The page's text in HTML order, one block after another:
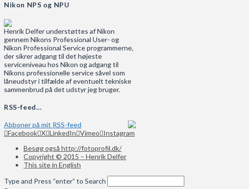
Nikon NPS og NPU
Henrik Delfer understøttes af Nikon
gennem Nikons Professional User- og
Nikon Professional Service programmerne,
der sikrer adgang til det højeste
serviceniveau hos Nikon og adgang til
Nikons professionelle service såvel som
låneudstyr i tilfælde af eventuelt tekniske
sammenbrud på det udstyr jeg bruger.
RSS-feed…
Abboner på mit RSS-feed
Facebook X LinkedIn Vimeo Instagram
Besøg også http://fotoprofil.dk/
Copyright © 2015 – Henrik Delfer
This site in English
Type and Press “enter” to Search